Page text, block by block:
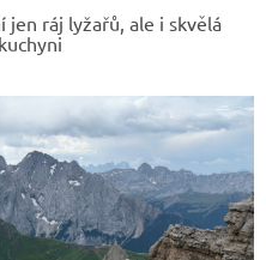
jen ráj lyžařů, ale i skvělá